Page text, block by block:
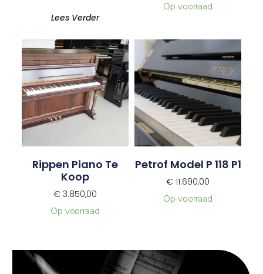
Lees Verder
Op voorraad
Rippen Piano Te
Koop
€ 3.850,00
Op voorraad
Petrof Model P 118 P1
€ 11.690,00
Op voorraad